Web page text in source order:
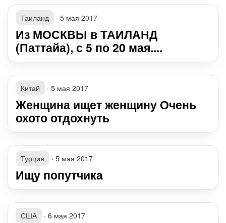
Таиланд · 5 мая 2017
Из МОСКВЫ в ТАИЛАНД
(Паттайа), с 5 по 20 мая....
Китай · 5 мая 2017
Женщина ищет женщину Очень
охото отдохнуть
Турция · 5 мая 2017
Ищу попутчика
США · 6 мая 2017